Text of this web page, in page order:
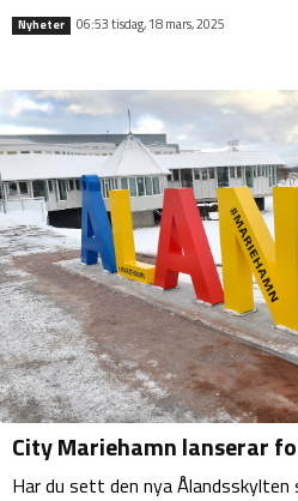
Nyheter 06:53 tisdag, 18 mars, 2025
City Mariehamn lanserar
Har du sett den nya Ålandsskylten